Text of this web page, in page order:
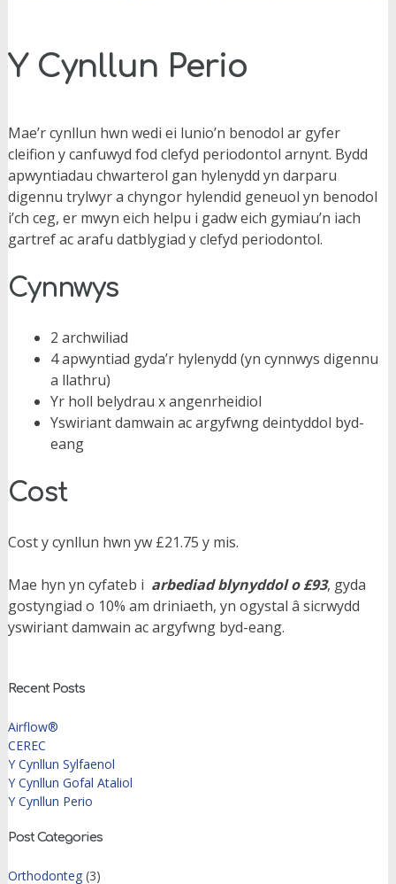
Y Cynllun Perio
Mae’r cynllun hwn wedi ei lunio’n benodol ar gyfer
cleifion y canfuwyd fod clefyd periodontol arnynt. Bydd
apwyntiadau chwarterol gan hylenydd yn darparu
digennu trylwyr a chyngor hylendid geneuol yn benodol
i’ch ceg, er mwyn eich helpu i gadw eich gymiau’n iach
gartref ac arafu datblygiad y clefyd periodontol.
Cynnwys
2 archwiliad
4 apwyntiad gyda’r hylenydd (yn cynnwys digennu
a llathru)
Yr holl belydrau x angenrheidiol
Yswiriant damwain ac argyfwng deintyddol byd-
eang
Cost
Cost y cynllun hwn yw £21.75 y mis.
Mae hyn yn cyfateb i arbediad blynyddol o £93, gyda
gostyngiad o 10% am driniaeth, yn ogystal â sicrwydd
yswiriant damwain ac argyfwng byd-eang.
Recent Posts
Airflow®
CEREC
Y Cynllun Sylfaenol
Y Cynllun Gofal Ataliol
Y Cynllun Perio
Post Categories
Orthodonteg(3)